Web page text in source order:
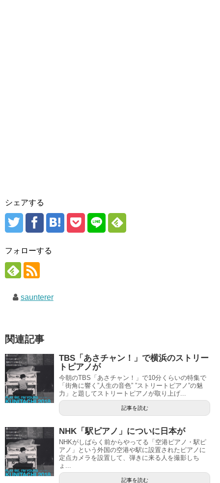
シェアする
フォローする
saunterer
関連記事
TBS「あさチャン！」で横浜のストリー
トピアノが
今朝のTBS「あさチャン！」で10分くらいの特集で
「街角に響く”人生の音色” ”ストリートピアノ”の魅
力」と題してストリートピアノが取り上げ...
記事を読む
NHK「駅ピアノ」についに日本が
NHKがしばらく前からやってる「空港ピアノ・駅ピ
アノ」という外国の空港や駅に設置されたピアノに
定点カメラを設置して、弾きに来る人を撮影しち
ょ...
記事を読む